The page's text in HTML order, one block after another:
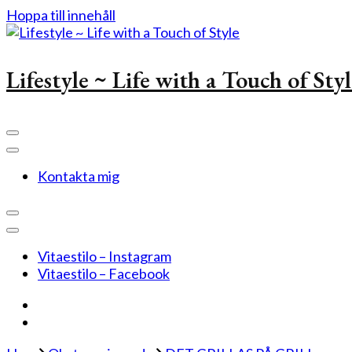
Hoppa till innehåll
Lifestyle ~ Life with a Touch of
Kontakta mig
Vitaestilo – Instagram
Vitaestilo – Facebook